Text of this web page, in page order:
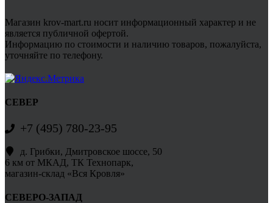
Магазин krov-mart.ru носит информационный характер и не
является публичной офертой.
Информацию по стоимости и наличию товаров, пожалуйста,
уточняйте по телефону.
СЕВЕР
+7 (495) 780-23-95
д. Грибки, Дмитровское шоссе, 50
6 км от МКАД, ТК Технопарк,
магазин-склад «Вся Кровля»
СЕВЕРО-ЗАПАД